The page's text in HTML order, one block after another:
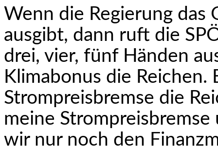
Wenn die Regierung das
ausgibt, dann ruft die
drei, vier, fünf Händen
Klimabonus die Reichen.
Strompreisbremse die
meine
wir nur noch den